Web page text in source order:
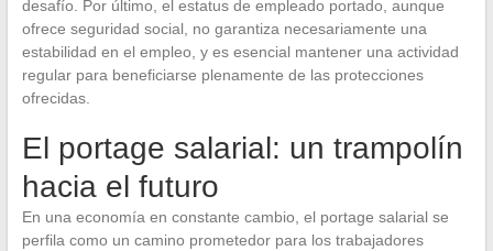
desafío. Por último, el estatus de empleado portado, aunque
ofrece seguridad social, no garantiza necesariamente una
estabilidad en el empleo, y es esencial mantener una actividad
regular para beneficiarse plenamente de las protecciones
ofrecidas.
El portage salarial: un trampolín
hacia el futuro
En una economía en constante cambio, el portage salarial se
perfila como un camino prometedor para los trabajadores